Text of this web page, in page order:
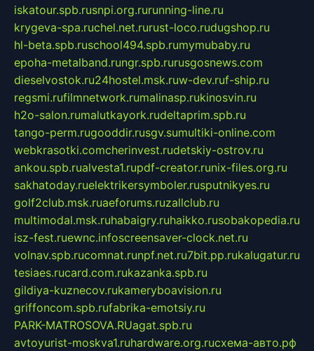
iskatour.spb.rusnpi.org.rurunning-line.ru
krygeva-spa.ruchel.net.rurust-loco.rudugshop.ru
hl-beta.spb.ruschool494.spb.rumymubaby.ru
epoha-metalband.rungr.spb.rurusgosnews.com
dieselvostok.ru24hostel.msk.ruw-dev.ruf-ship.ru
regsmi.rufilmnetwork.rumalinasp.rukinosvin.ru
h2o-salon.rumalutkayork.rudeltaprim.spb.ru
tango-perm.rugooddir.rusgv.sumultiki-online.com
webkrasotki.comcherinvest.rudetskiy-ostrov.ru
ankou.spb.rualvesta1.rupdf-creator.runix-files.org.ru
sakhatoday.ruelektrikersymboler.rusputnikyes.ru
golf2club.msk.ruaeforums.ruzallclub.ru
multimodal.msk.ruhabaigry.ruhaikko.rusobakopedia.ru
isz-fest.ruewnc.infoscreensaver-clock.net.ru
volnav.spb.rucomnat.runpf.net.ru7bit.pp.rukalugatur.ru
tesiaes.rucard.com.rukazanka.spb.ru
gildiya-kuznecov.rukameryboavision.ru
griffoncom.spb.rufabrika-emotsiy.ru
PARK-MATROSOVA.RUagat.spb.ru
avtoyurist-moskva1.ruhardware.org.ruсхема-авто.рф